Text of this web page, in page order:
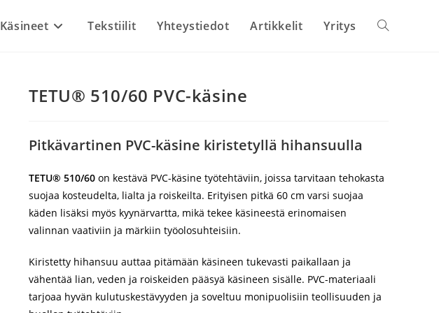
Käsineet Tekstiilit Yhteystiedot Artikkelit Yritys Toggle
TETU® 510/60 PVC-käsine
Pitkävartinen PVC-käsine kiristetyllä hihansuulla
TETU® 510/60on kestävä PVC-käsine työtehtäviin, joissa tarvitaan tehokasta
suojaa kosteudelta, lialta ja roiskeilta. Erityisen pitkä 60 cm varsi suojaa
käden lisäksi myös kyynärvartta, mikä tekee käsineestä erinomaisen
valinnan vaativiin ja märkiin työolosuhteisiin.
Kiristetty hihansuu auttaa pitämään käsineen tukevasti paikallaan ja
vähentää lian, veden ja roiskeiden pääsyä käsineen sisälle. PVC-materiaali
tarjoaa hyvän kulutuskestävyyden ja soveltuu monipuolisiin teollisuuden ja